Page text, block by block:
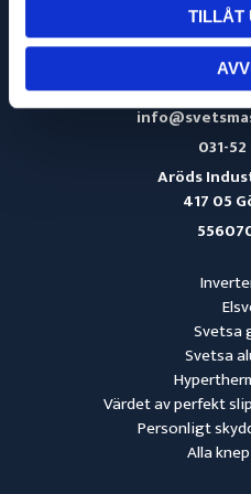
TILLÅT
Svetsa
Svetsa
Värdet av perfekt
Personligt
Alla
031-
Aröds
417 05